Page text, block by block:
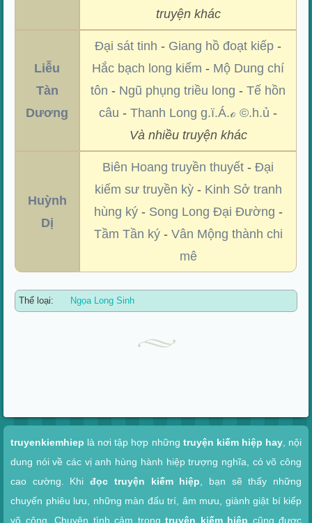
truyện khác
Liễu
Tàn
Dương
Đại sát tinh - Giang hồ đoạt kiếp -
Hắc bạch long kiếm - Mộ Dung chí
tôn - Ngũ phụng triều long -Tế hồn
câu -Thanh Long g.ï.Á.ℴ ©.h.ủ -
Và nhiều truyện khác
Huỳnh
Dị
Biên Hoang truyền thuyết -Đại
kiếm sư truyền kỳ- Kinh Sở tranh
hùng ký- Song Long Đại Đường -
Tầm Tần ký- Vân Mộng thành chi
mê
Thể loại: Ngọa Long Sinh
truyenkiemhiep là nơi tập hợp những truyện kiếm hiệp hay, nội
dung nói về các vị anh hùng hành hiệp trượng nghĩa, có võ công
cao cường. Khiđọc truyện kiếm hiệp , bạn sẽ thấy những
chuyến phiêu lưu, những màn đấu trí, âm mưu, giành giật bí kiếp
võ công. Chuyện tình cảm trong truyện kiếm hiệp cũng được